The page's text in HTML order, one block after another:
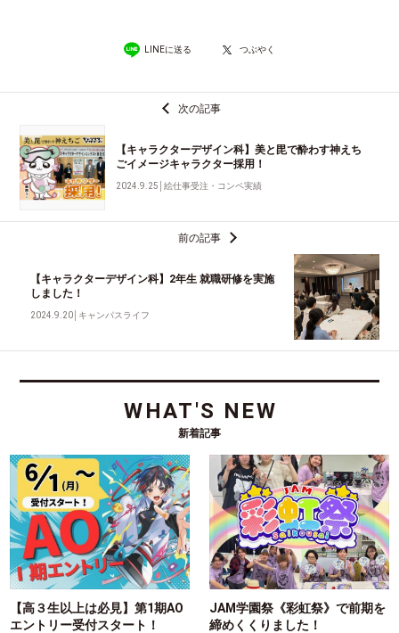
LINEに送る つぶやく
次の記事
【キャラクターデザイン科】美と毘で酔わす神えち
ごイメージキャラクター採用！
2024.9.25 │絵仕事受注・コンペ実績
前の記事
【キャラクターデザイン科】2年生 就職研修を実施
しました！
2024.9.20 キャンパスライフ
WHAT'S NEW
新着記事
【高３生以上は必見】第1期AO
エントリー受付スタート！
JAM学園祭《彩虹祭》で前期を
締めくくりました！